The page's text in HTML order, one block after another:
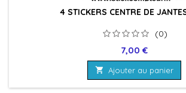
4 STICKERS CENTRE DE
(0)
Prix
7,00 €
 Ajouter au panier